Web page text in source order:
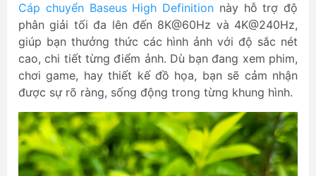
Cáp chuyển Baseus High Definition này hỗ trợ độ
phân giải tối đa lên đến 8K@60Hz và 4K@240Hz,
giúp bạn thưởng thức các hình ảnh với độ sắc nét
cao, chi tiết từng điểm ảnh. Dù bạn đang xem phim,
chơi game, hay thiết kế đồ họa, bạn sẽ cảm nhận
được sự rõ ràng, sống động trong từng khung hình.